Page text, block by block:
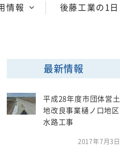
情報 後藤工業の1日
最新情報
平成28年度市団体営土
地改良事業樋ノ口地区
水路工事
2017年7月3日